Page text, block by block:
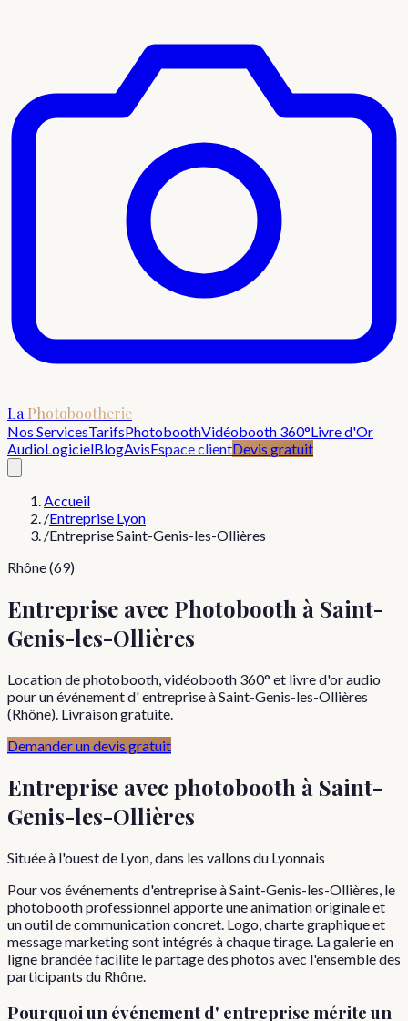
La Photobootherie
Nos ServicesTarifsPhotoboothVidéobooth 360°Livre d'Or
AudioLogicielBlogAvisEspace clientDevis gratuit
Accueil
/Entreprise Lyon
/Entreprise Saint-Genis-les-Ollières
Rhône (69)
Entreprise avec Photobooth à Saint-
Genis-les-Ollières
Location de photobooth, vidéobooth 360° et livre d'or audio
pour un événement d' entreprise à Saint-Genis-les-Ollières
(Rhône). Livraison gratuite.
Demander un devis gratuit
Entreprise avec photobooth à Saint-
Genis-les-Ollières
Située à l'ouest de Lyon, dans les vallons du Lyonnais
Pour vos événements d'entreprise à Saint-Genis-les-Ollières, le
photobooth professionnel apporte une animation originale et
un outil de communication concret. Logo, charte graphique et
message marketing sont intégrés à chaque tirage. La galerie en
ligne brandée facilite le partage des photos avec l'ensemble des
participants du Rhône.
Pourquoiun événement d' entreprise mérite un